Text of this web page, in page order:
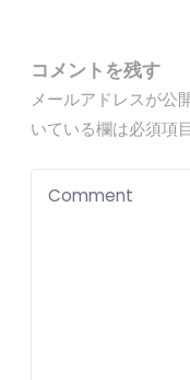
コメントを残す
メールアドレスが公
いている欄は必須項